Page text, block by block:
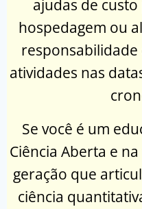
ajudas de
hospedagem ou
atividades nas
Se você é um
Ciência Aberta e
geração que
ciência